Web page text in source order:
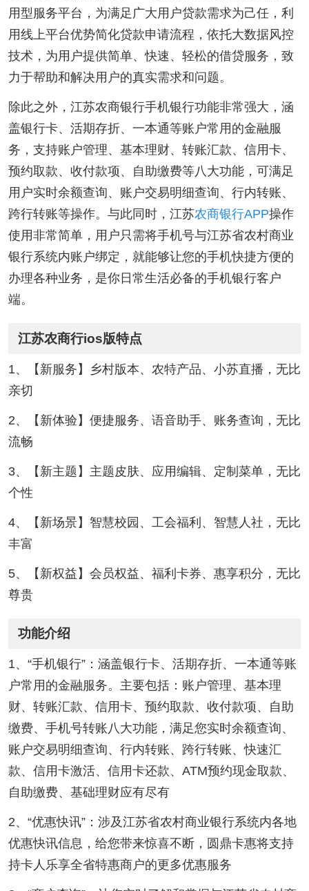
用型服务平台，为满足广大用户贷款需求为己任，利
用线上平台优势简化贷款申请流程，依托大数据风控
技术，为用户提供简单、快速、轻松的借贷服务，致
力于帮助和解决用户的真实需求和问题。
除此之外，江苏农商银行手机银行功能非常强大，涵
盖银行卡、活期存折、一本通等账户常用的金融服
务，支持账户管理、基本理财、转账汇款、信用卡、
预约取款、收付款项、自助缴费等八大功能，可满足
用户实时余额查询、账户交易明细查询、行内转账、
跨行转账等操作。与此同时，江苏农商银行APP操作
使用非常简单，用户只需将手机号与江苏省农村商业
银行系统内账户绑定，就能够让您的手机快捷方便的
办理各种业务，是你日常生活必备的手机银行客户
端。
江苏农商行ios版特点
1、【新服务】乡村版本、农特产品、小苏直播，无比
亲切
2、【新体验】便捷服务、语音助手、账务查询，无比
流畅
3、【新主题】主题皮肤、应用编辑、定制菜单，无比
个性
4、【新场景】智慧校园、工会福利、智慧人社，无比
丰富
5、【新权益】会员权益、福利卡券、惠享积分，无比
尊贵
功能介绍
1、“手机银行”：涵盖银行卡、活期存折、一本通等账
户常用的金融服务。主要包括：账户管理、基本理
财、转账汇款、信用卡、预约取款、收付款项、自助
缴费、手机号转账八大功能，满足您实时余额查询、
账户交易明细查询、行内转账、跨行转账、快速汇
款、信用卡激活、信用卡还款、ATM预约现金取款、
自助缴费、基础理财应有尽有
2、“优惠快讯”：涉及江苏省农村商业银行系统内各地
优惠快讯信息，给您带来惊喜不断，圆鼎卡惠将支持
持卡人乐享全省特惠商户的更多优惠服务